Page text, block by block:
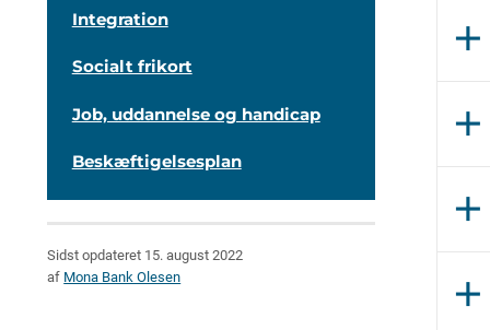
Integration
Socialt frikort
Job, uddannelse og handicap
Beskæftigelsesplan
Sidst opdateret 15. august 2022
af Mona Bank Olesen
add
add
add
add